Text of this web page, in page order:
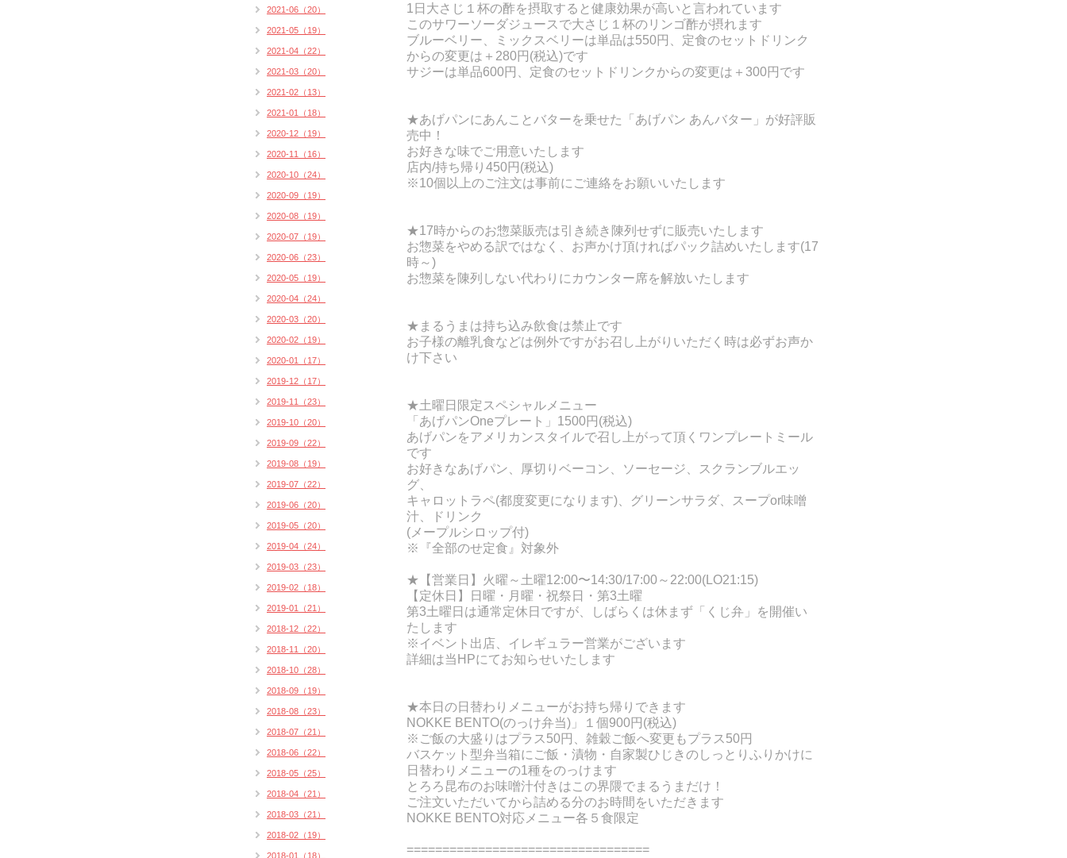
1日大さじ１杯の酢を摂取すると健康効果が高いと言われています
このサワーソーダジュースで大さじ１杯のリンゴ酢が摂れます
ブルーベリー、ミックスベリーは単品は550円、定食のセットドリンク
からの変更は＋280円(税込)です
サジーは単品600円、定食のセットドリンクからの変更は＋300円です
★あげパンにあんことバターを乗せた「あげパン あんバター」が好評販
売中！
お好きな味でご用意いたします
店内/持ち帰り450円(税込)
※10個以上のご注文は事前にご連絡をお願いいたします
★17時からのお惣菜販売は引き続き陳列せずに販売いたします
お惣菜をやめる訳ではなく、お声かけ頂ければパック詰めいたします(17
時～)
お惣菜を陳列しない代わりにカウンター席を解放いたします
★まるうまは持ち込み飲食は禁止です
お子様の離乳食などは例外ですがお召し上がりいただく時は必ずお声か
け下さい
★土曜日限定スペシャルメニュー
「あげパンOneプレート」1500円(税込)
あげパンをアメリカンスタイルで召し上がって頂くワンプレートミール
です
お好きなあげパン、厚切りベーコン、ソーセージ、スクランブルエッ
グ、
キャロットラペ(都度変更になります)、グリーンサラダ、スープor味噌
汁、ドリンク
(メープルシロップ付)
※『全部のせ定食』対象外
★【営業日】火曜～土曜12:00〜14:30/17:00～22:00(LO21:15)
【定休日】日曜・月曜・祝祭日・第3土曜
第3土曜日は通常定休日ですが、しばらくは休まず「くじ弁」を開催い
たします
※イベント出店、イレギュラー営業がございます
詳細は当HPにてお知らせいたします
★本日の日替わりメニューがお持ち帰りできます
NOKKE BENTO(のっけ弁当)」１個900円(税込)
※ご飯の大盛りはプラス50円、 雑穀ご飯へ変更もプラス50円
バスケット型弁当箱にご飯・漬物・自家製ひじきのしっとりふりかけに
日替わりメニュ ーの1種をのっけます
とろろ昆布のお味噌汁付きはこの界隈でまるうまだけ！
ご注文いただいてから詰める分のお時間をいただきま す
NOKKE BENTO対応メニュー各５食限定
==================================
2021-06（20）
2021-05（19）
2021-04（22）
2021-03（20）
2021-02（13）
2021-01（18）
2020-12（19）
2020-11（16）
2020-10（24）
2020-09（19）
2020-08（19）
2020-07（19）
2020-06（23）
2020-05（19）
2020-04（24）
2020-03（20）
2020-02（19）
2020-01（17）
2019-12（17）
2019-11（23）
2019-10（20）
2019-09（22）
2019-08（19）
2019-07（22）
2019-06（20）
2019-05（20）
2019-04（24）
2019-03（23）
2019-02（18）
2019-01（21）
2018-12（22）
2018-11（20）
2018-10（28）
2018-09（19）
2018-08（23）
2018-07（21）
2018-06（22）
2018-05（25）
2018-04（21）
2018-03（21）
2018-02（19）
2018-01（18）